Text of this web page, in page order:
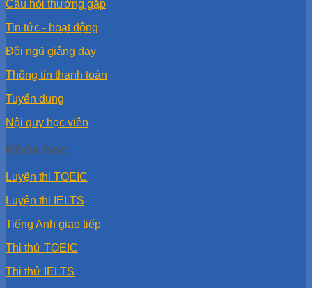
Câu hỏi thường gặp
Tin tức - hoạt động
Đội ngũ giảng dạy
Thông tin thanh toán
Tuyển dụng
Nội quy học viên
Khóa học
Luyện thi TOEIC
Luyện thi IELTS
Tiếng Anh giao tiếp
Thi thử TOEIC
Thi thử IELTS